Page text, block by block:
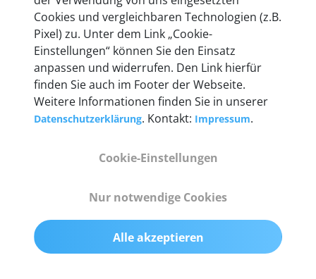
Technische Details &
Lieferumfang
55 mm x 25 mm x 12 mm
200 g
Cookies und vergleichbaren Technologien (z.B.
Pixel) zu. Unter dem Link „Cookie-
Einstellungen“ können Sie den Einsatz
anpassen und widerrufen. Den Link hierfür
finden Sie auch im Footer der Webseite.
Weitere Informationen finden Sie in unserer
Datenschutzerklärung. Kontakt: Impressum.
Cookie-Einstellungen
Nur notwendige Cookies
Alle akzeptieren